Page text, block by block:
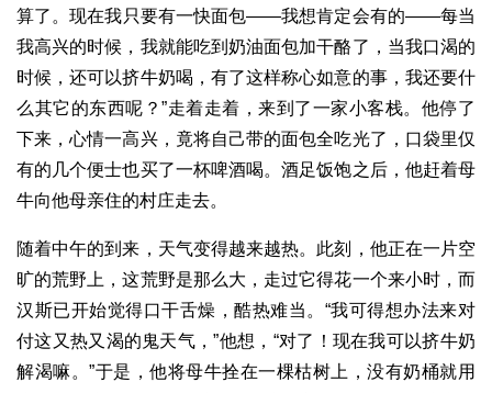
算了。现在我只要有一快面包——我想肯定会有的——每当
我高兴的时候，我就能吃到奶油面包加干酪了，当我口渴的
时候，还可以挤牛奶喝，有了这样称心如意的事，我还要什
么其它的东西呢？”走着走着，来到了一家小客栈。他停了
下来，心情一高兴，竟将自己带的面包全吃光了，口袋里仅
有的几个便士也买了一杯啤酒喝。酒足饭饱之后，他赶着母
牛向他母亲住的村庄走去。
随着中午的到来，天气变得越来越热。此刻，他正在一片空
旷的荒野上，这荒野是那么大，走过它得花一个来小时，而
汉斯已开始觉得口干舌燥，酷热难当。“我可得想办法来对
付这又热又渴的鬼天气，”他想，“对了！现在我可以挤牛奶
解渴嘛。”于是，他将母牛拴在一棵枯树上，没有奶桶就用